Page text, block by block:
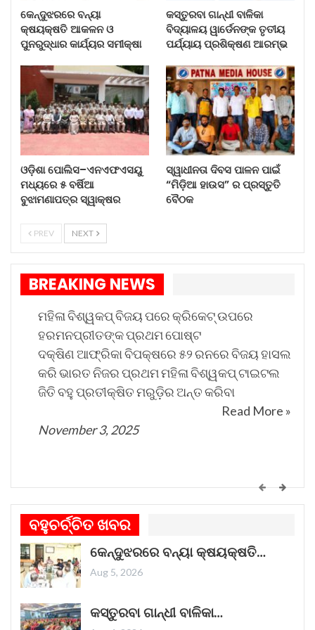
କେନ୍ଦୁଝରରେ ବନ୍ୟା
କ୍ଷୟକ୍ଷତି ଆକଳନ ଓ
ପୁନରୁଦ୍ଧାର କାର୍ଯ୍ୟର ସମୀକ୍ଷା
କସ୍ତୁରବା ଗାନ୍ଧୀ ବାଳିକା
ବିଦ୍ୟାଳୟ ୱାର୍ଡେନଙ୍କ ତୃତୀୟ
ପର୍ଯ୍ୟାୟ ପ୍ରଶିକ୍ଷଣ ଆରମ୍ଭ
ଓଡ଼ିଶା ପୋଲିସ–ଏନଏଫଏସୟୁ
ମଧ୍ୟରେ ୫ ବର୍ଷିଆ
ବୁଝାମଣାପତ୍ର ସ୍ୱାକ୍ଷର
ସ୍ୱାଧୀନତା ଦିବସ ପାଳନ ପାଇଁ
“ମିଡ଼ିଆ ହାଉସ” ର ପ୍ରସ୍ତୁତି
ବୈଠକ
PREV NEXT
BREAKING NEWS
ମହିଳା ବିଶ୍ୱକପ୍ ବିଜୟ ପରେ କ୍ରିକେଟ୍ ଉପରେ
ହରମନପ୍ରୀତଙ୍କ ପ୍ରଥମ ପୋଷ୍ଟ
ଦକ୍ଷିଣ ଆଫ୍ରିକା ବିପକ୍ଷରେ ୫୨ ରନରେ ବିଜୟ ହାସଲ
କରି ଭାରତ ନିଜର ପ୍ରଥମ ମହିଳା ବିଶ୍ୱକପ୍ ଟାଇଟଲ
ଜିତି ବହୁ ପ୍ରତୀକ୍ଷିତ ମରୁଡ଼ିର ଅନ୍ତ କରିବା
Read More »
November 3, 2025
କେମିତି ଚାଲିଛି କଟକ ଐତିହାସିକ ବାଲିଯାତ୍ରା ପ୍ରସ୍ତୁତି
ଗୀତଟି କାନରେ ପଡ଼ିଲେ, ଆଖି ଆଗରେ ନାଚିଯାଏ
ଓଡ଼ିଶାର ନୌବାଣିଜ୍ୟ ପରମ୍ପରା । ଓଡ଼ିଶାର ପ୍ରାଚୀନ
ନାମ କଳିଙ୍ଗ । ପ୍ରାଚୀନ କଳିଙ୍ଗକୁ ସମୃଦ୍ଧ କରିଥିଲା
ନୌବାଣିଜ୍ୟ
ବହୁଚର୍ଚ୍ଚିତ ଖବର
କେନ୍ଦୁଝରରେ ବନ୍ୟା କ୍ଷୟକ୍ଷତି…
Aug 5, 2026
କସ୍ତୁରବା ଗାନ୍ଧୀ ବାଳିକା…